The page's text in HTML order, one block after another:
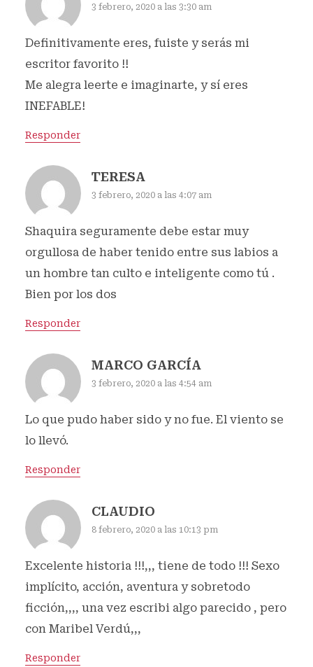
3 febrero, 2020 a las 3:30 am
Definitivamente eres, fuiste y serás mi
escritor favorito !!
Me alegra leerte e imaginarte, y sí eres
INEFABLE!
Responder
TERESA
3 febrero, 2020 a las 4:07 am
Shaquira seguramente debe estar muy
orgullosa de haber tenido entre sus labios a
un hombre tan culto e inteligente como tú .
Bien por los dos
Responder
MARCO GARCÍA
3 febrero, 2020 a las 4:54 am
Lo que pudo haber sido y no fue. El viento se
lo llevó.
Responder
CLAUDIO
8 febrero, 2020 a las 10:13 pm
Excelente historia !!!,,, tiene de todo !!! Sexo
implícito, acción, aventura y sobretodo
ficción,,,, una vez escribi algo parecido , pero
con Maribel Verdú,,,
Responder